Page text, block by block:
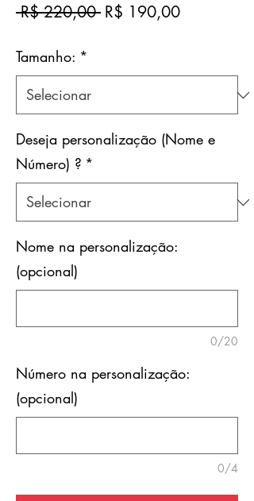
R$ 220,00 Preço
R$ 190,00Preço
Tamanho: *
Deseja personalização (Nome e
Número) ? *
Nome na personalização:
(opcional)
0/20
Número na personalização:
(opcional)
0/4